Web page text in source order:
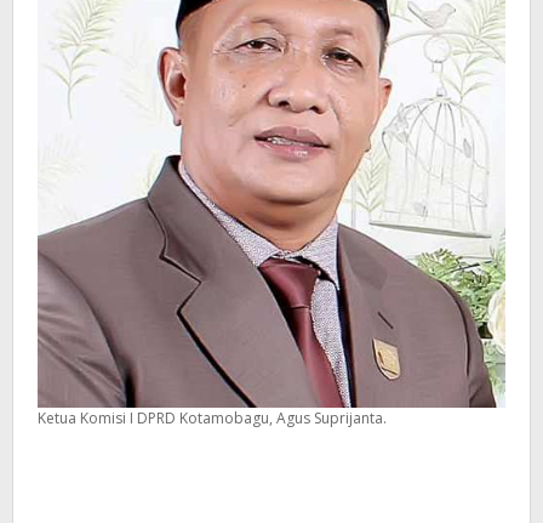
Ketua Komisi I DPRD Kotamobagu, Agus Suprijanta.